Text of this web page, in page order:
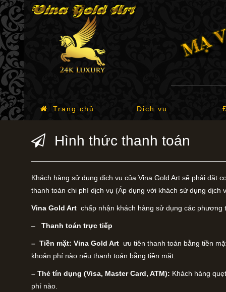
Trang chủ Dịch vụ
Hình thức thanh toán
Khách hàng sử dụng dịch vụ của Vina Gold Art sẽ phải đặt
thanh toán chi phí dịch vụ (Áp dụng với khách sử dụng dịch
Vina Gold Art chấp nhận khách hàng sử dụng các phương
– Thanh toán trực tiếp
– Tiền mặt: Vina Gold Art ưu tiên thanh toán bằng tiền
khoản phí nào nếu thanh toán bằng tiền mặt.
– Thẻ tín dụng (Visa, Master Card, ATM): Khách hàng
phí nào.